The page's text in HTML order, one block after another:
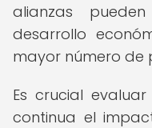
alianzas
desarrollo
mayor número de
Es crucial
continua el